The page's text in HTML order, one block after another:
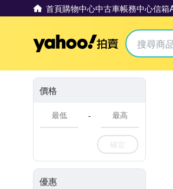
首頁購物中心中古車帳務中心信箱
Yahoo拍賣
價格
-
確定
優惠